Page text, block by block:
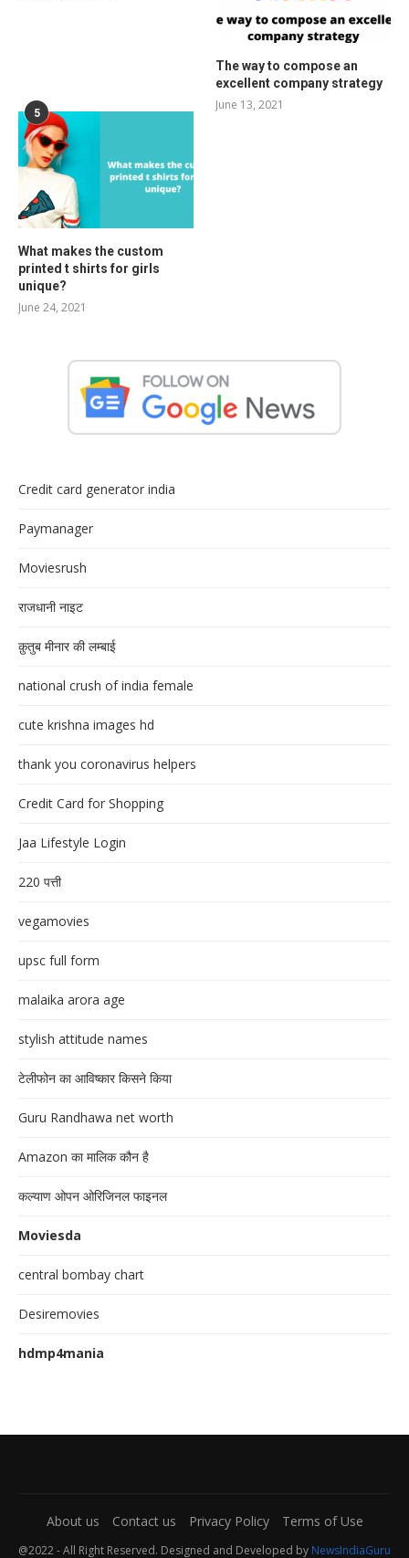
The way to compose an
excellent company strategy
June 13, 2021
5
What makes the custom
printed t shirts for girls
unique?
June 24, 2021
Credit card generator india
Paymanager
Moviesrush
राजधानी नाइट
क़ुतुब मीनार की लम्बाई
national crush of india female
cute krishna images hd
thank you coronavirus helpers
Credit Card for Shopping
Jaa Lifestyle Login
220 पत्ती
vegamovies
upsc full form
malaika arora age
stylish attitude names
टेलीफोन का आविष्कार किसने किया
Guru Randhawa net worth
Amazon का मालिक कौन है
कल्याण ओपन ओरिजिनल फाइनल
Moviesda
central bombay chart
Desiremovies
hdmp4mania
About us Contact us Privacy Policy Terms of Use
@2022 - All Right Reserved. Designed and Developed by NewsIndiaGuru